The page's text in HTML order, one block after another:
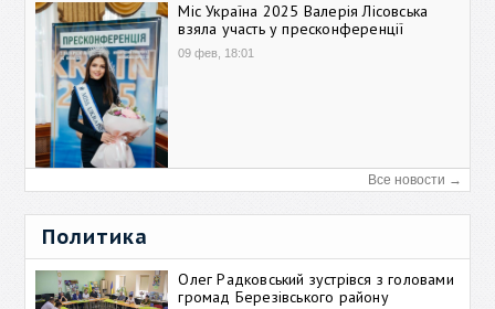
Міс Україна 2025 Валерія Лісовська
взяла участь у пресконференції
09 фев, 18:01
Все новости →
Политика
Олег Радковський зустрівся з головами
громад Березівського району